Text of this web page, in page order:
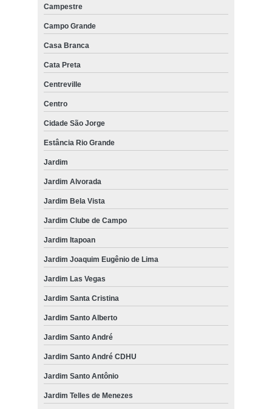
Campestre
Campo Grande
Casa Branca
Cata Preta
Centreville
Centro
Cidade São Jorge
Estância Rio Grande
Jardim
Jardim Alvorada
Jardim Bela Vista
Jardim Clube de Campo
Jardim Itapoan
Jardim Joaquim Eugênio de Lima
Jardim Las Vegas
Jardim Santa Cristina
Jardim Santo Alberto
Jardim Santo André
Jardim Santo André CDHU
Jardim Santo Antônio
Jardim Telles de Menezes